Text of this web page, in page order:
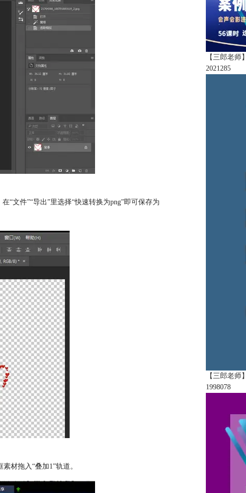
“文件”“导出”里选择“快速转换为png”即可保存为
材拖入“叠加1”轨道。
【三郎老
2021285
【三郎老师
1998078